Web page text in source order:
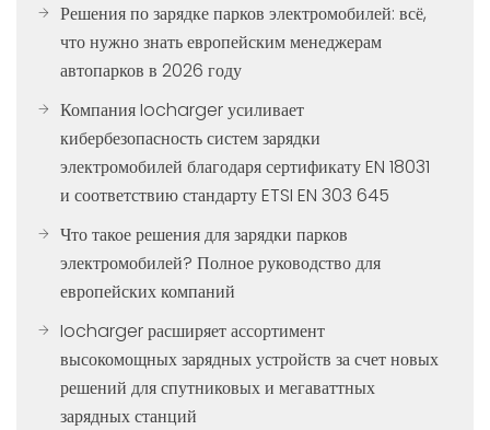
Решения по зарядке парков электромобилей: всё,
что нужно знать европейским менеджерам
автопарков в 2026 году
Компания Iocharger усиливает
кибербезопасность систем зарядки
электромобилей благодаря сертификату EN 18031
и соответствию стандарту ETSI EN 303 645
Что такое решения для зарядки парков
электромобилей? Полное руководство для
европейских компаний
Iocharger расширяет ассортимент
высокомощных зарядных устройств за счет новых
решений для спутниковых и мегаваттных
зарядных станций